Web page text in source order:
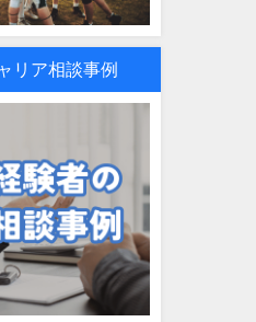
リア相談事例